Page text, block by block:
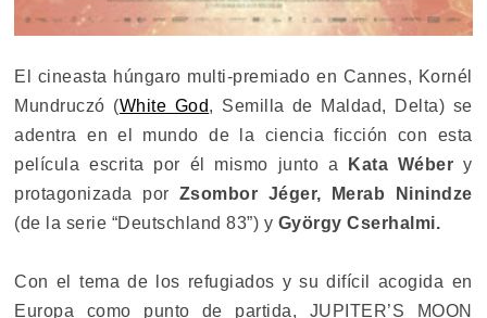
El cineasta húngaro multi-premiado en Cannes, Kornél
Mundruczó (White God, Semilla de Maldad, Delta) se
adentra en el mundo de la ciencia ficción con esta
película escrita por él mismo junto a
Kata Wéber y
protagonizada por Zsombor Jéger, Merab Ninindze
(de la serie “Deutschland 83”) y György Cserhalmi.
Con el tema de los refugiados y su difícil acogida en
Europa como punto de partida, JUPITER’S MOON